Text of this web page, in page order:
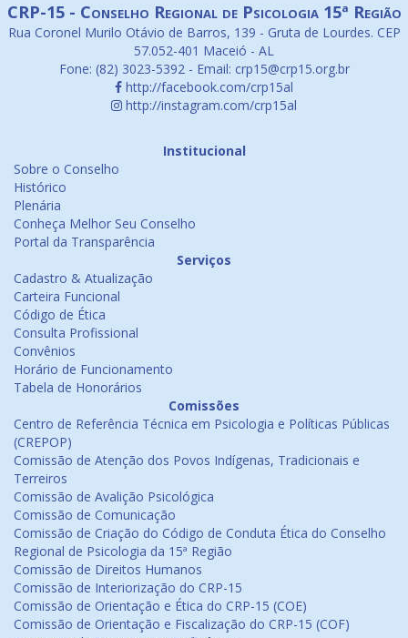
CRP-15 - Conselho Regional de Psicologia 15ª Região
Rua Coronel Murilo Otávio de Barros, 139 - Gruta de Lourdes. CEP
57.052-401 Maceió - AL
Fone: (82) 3023-5392 - Email: crp15@crp15.org.br
http://facebook.com/crp15al
http://instagram.com/crp15al
Institucional
Sobre o Conselho
Histórico
Plenária
Conheça Melhor Seu Conselho
Portal da Transparência
Serviços
Cadastro & Atualização
Carteira Funcional
Código de Ética
Consulta Profissional
Convênios
Horário de Funcionamento
Tabela de Honorários
Comissões
Centro de Referência Técnica em Psicologia e Políticas Públicas
(CREPOP)
Comissão de Atenção dos Povos Indígenas, Tradicionais e
Terreiros
Comissão de Avalição Psicológica
Comissão de Comunicação
Comissão de Criação do Código de Conduta Ética do Conselho
Regional de Psicologia da 15ª Região
Comissão de Direitos Humanos
Comissão de Interiorização do CRP-15
Comissão de Orientação e Ética do CRP-15 (COE)
Comissão de Orientação e Fiscalização do CRP-15 (COF)